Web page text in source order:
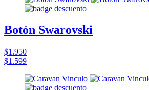
Botón Swarovski
$1.950
$1.599